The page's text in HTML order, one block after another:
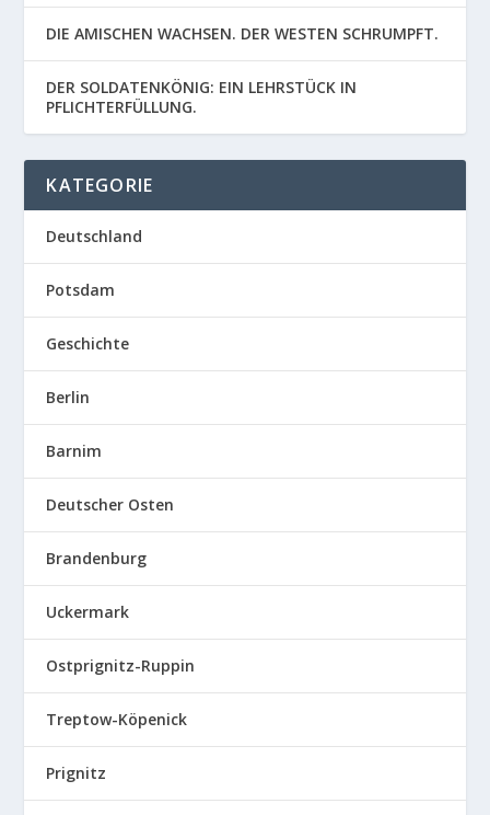
DIE AMISCHEN WACHSEN. DER WESTEN SCHRUMPFT.
DER SOLDATENKÖNIG: EIN LEHRSTÜCK IN
PFLICHTERFÜLLUNG.
KATEGORIE
Deutschland
Potsdam
Geschichte
Berlin
Barnim
Deutscher Osten
Brandenburg
Uckermark
Ostprignitz-Ruppin
Treptow-Köpenick
Prignitz